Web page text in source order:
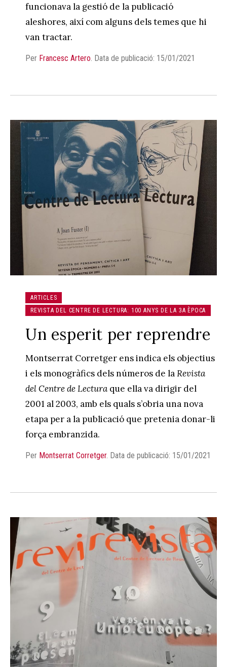
funcionava la gestió de la publicació
aleshores, així com alguns dels temes que hi
van tractar.
Per Francesc Artero Data de publicació: 15/01/2021
ARTICLES
REVISTA DEL CENTRE DE LECTURA: 100 ANYS DE LA 3A ÈPOCA
Un esperit per reprendre
Montserrat Corretger ens indica els objectius
i els monogràfics dels números de laRevista
del Centre de Lectura que ella va dirigir del
2001 al 2003, amb els quals s’obria una nova
etapa per a la publicació que pretenia donar-li
força embranzida.
Per Montserrat Corretger. Data de publicació: 15/01/2021